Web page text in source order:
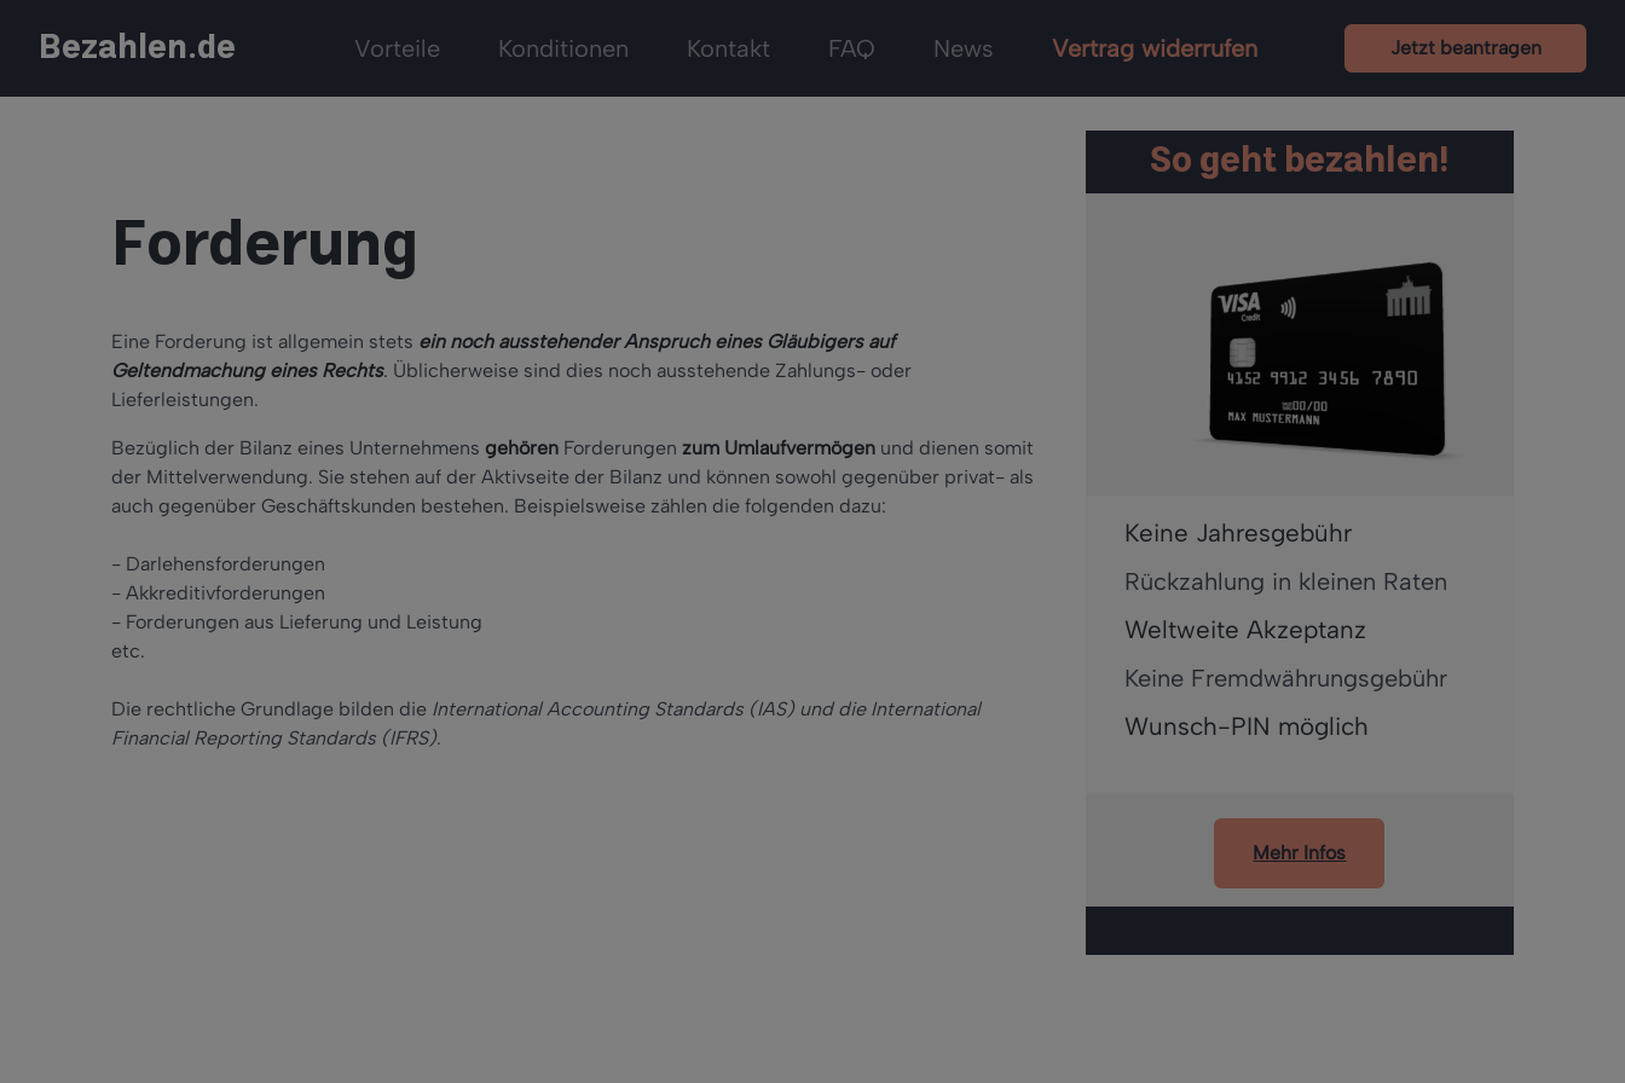
Bezahlen.de Vorteile Konditionen Kontakt FAQ News Vertrag widerrufen Jetzt beantragen
Forderung
Eine Forderung ist allgemein stets ein noch ausstehender Anspruch eines Gläubigers auf
Geltendmachung eines Rechts. Üblicherweise sind dies noch ausstehende Zahlungs- oder
Lieferleistungen.
Bezüglich der Bilanz eines Unternehmens gehören Forderungen zum Umlaufvermögen und dienen somit
der Mittelverwendung. Sie stehen auf der Aktivseite der Bilanz und können sowohl gegenüber privat- als
auch gegenüber Geschäftskunden bestehen. Beispielsweise zählen die folgenden dazu:
- Darlehensforderungen
- Akkreditivforderungen
- Forderungen aus Lieferung und Leistung
etc.
Die rechtliche Grundlage bilden die International Accounting Standards (IAS) und die International
Financial Reporting Standards (IFRS).
So geht bezahlen!
Keine Jahresgebühr
Rückzahlung in kleinen Raten
Weltweite Akzeptanz
Keine Fremdwährungsgebühr
Wunsch-PIN möglich
Mehr Infos